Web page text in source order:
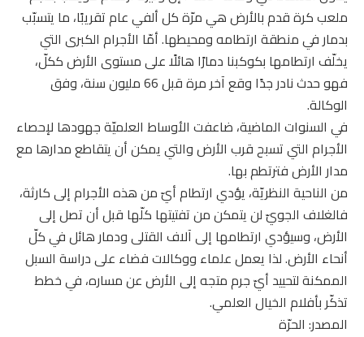
ملعب كرة قدم بالأرض هي مرّة كل ألفي عام تقريبًا، ما يتسبّب
بدمار في منطقة ارتطامه ومحيطها. أمّا الأجرام الكبرى التي
يخلّف ارتطامها بكوكبنا دمارًا هائلًا على مستوى الأرض ككلّ،
فهو حدث نادر جدًا وقع آخر مرة قبل 66 مليون سنة، وفق
الوكالة.
في السنوات الماضية، ضاعفت الأوساط العلميّة جهودها لإحصاء
الأجرام التي تسبح قرب الأرض والتي يمكن أن يتقاطع مدارها مع
مدار الأرض فترتطم بها.
من الناحية النظريّة، يؤدي ارتطام أيّ من هذه الأجرام إلى كارثة،
فالغلاف الجويّ لن يتمكن من تفتيتها كلّها قبل أن تصل إلى
الأرض، وسيؤدي ارتطامها إلى آلاف القتلى ودمار هائل في كلّ
أنحاء الأرض. لذا يعمل علماء ووكالات فضاء على دراسة السبل
الممكنة لتحييد أيّ جرم متجه إلى الأرض عن مساره، في خطط
تذكّر بأفلام الخيال العلمي.
المصدر: الحرّة